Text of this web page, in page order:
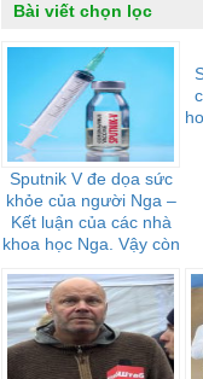
Bài viết chọn lọc
Sputnik V đe dọa sức
khỏe của người Nga –
Kết luận của các nhà
khoa học Nga. Vậy còn
thì sao?